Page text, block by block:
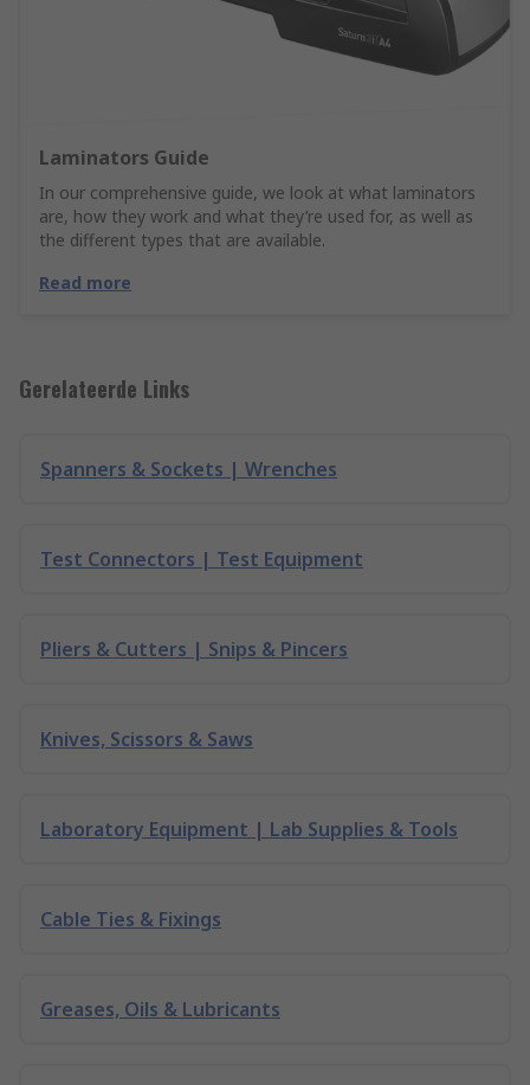
Laminators Guide
In our comprehensive guide, we look at what laminators
are, how they work and what they’re used for, as well as
the different types that are available.
Read more
Gerelateerde Links
Spanners & Sockets | Wrenches
Test Connectors | Test Equipment
Pliers & Cutters | Snips & Pincers
Knives, Scissors & Saws
Laboratory Equipment | Lab Supplies & Tools
Cable Ties & Fixings
Greases, Oils & Lubricants